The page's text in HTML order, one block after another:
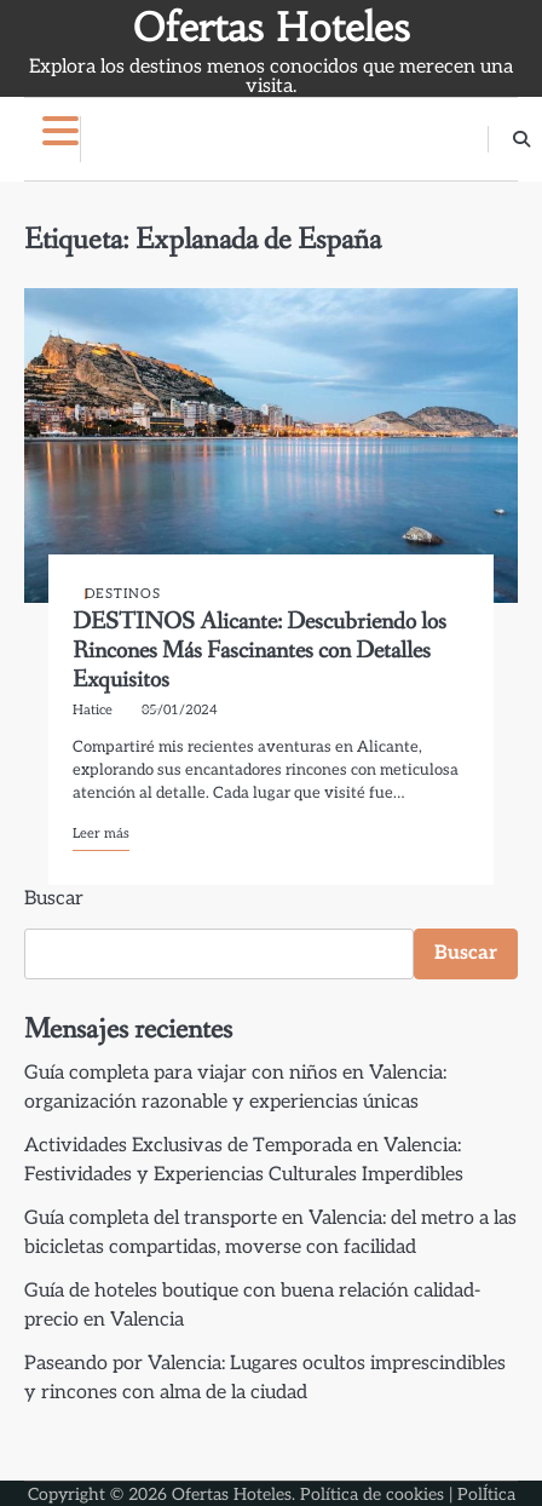
content
Ofertas Hoteles
Explora los destinos menos conocidos que merecen una
visita.
Etiqueta: Explanada de España
DESTINOS
DESTINOS Alicante: Descubriendo los
Rincones Más Fascinantes con Detalles
Exquisitos
Hatice 05/01/2024
Compartiré mis recientes aventuras en Alicante,
explorando sus encantadores rincones con meticulosa
atención al detalle. Cada lugar que visité fue…
Leer más
Buscar
Buscar
Mensajes recientes
Guía completa para viajar con niños en Valencia:
organización razonable y experiencias únicas
Actividades Exclusivas de Temporada en Valencia:
Festividades y Experiencias Culturales Imperdibles
Guía completa del transporte en Valencia: del metro a las
bicicletas compartidas, moverse con facilidad
Guía de hoteles boutique con buena relación calidad-
precio en Valencia
Paseando por Valencia: Lugares ocultos imprescindibles
y rincones con alma de la ciudad
Copyright © 2026 Ofertas Hoteles. Política de cookies| PolÍtica